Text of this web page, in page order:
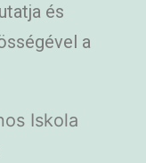
és
a
Iskola